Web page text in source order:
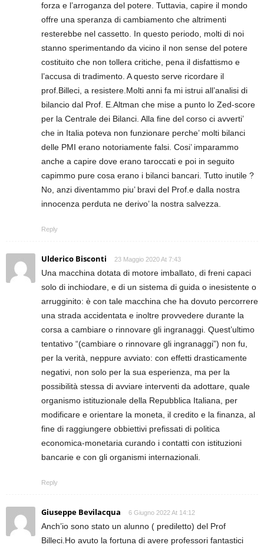
forza e l’arroganza del potere. Tuttavia, capire il mondo
offre una speranza di cambiamento che altrimenti
resterebbe nel cassetto. In questo periodo, molti di noi
stanno sperimentando da vicino il non sense del potere
costituito che non tollera critiche, pena il disfattismo e
l’accusa di tradimento. A questo serve ricordare il
prof.Billeci, a resistere.Molti anni fa mi istrui all’analisi di
bilancio dal Prof. E.Altman che mise a punto lo Zed-score
per la Centrale dei Bilanci. Alla fine del corso ci avverti’
che in Italia poteva non funzionare perche’ molti bilanci
delle PMI erano notoriamente falsi. Cosi’ imparammo
anche a capire dove erano taroccati e poi in seguito
capimmo pure cosa erano i bilanci bancari. Tutto inutile ?
No, anzi diventammo piu’ bravi del Prof.e dalla nostra
innocenza perduta ne derivo’ la nostra salvezza.
Reply
Ulderico Bisconti 23 Maggio 2020 At 7:43
Una macchina dotata di motore imballato, di freni capaci
solo di inchiodare, e di un sistema di guida o inesistente o
arrugginito: è con tale macchina che ha dovuto percorrere
una strada accidentata e inoltre provvedere durante la
corsa a cambiare o rinnovare gli ingranaggi. Quest’ultimo
tentativo “(cambiare o rinnovare gli ingranaggi”) non fu,
per la verità, neppure avviato: con effetti drasticamente
negativi, non solo per la sua esperienza, ma per la
possibilità stessa di avviare interventi da adottare, quale
organismo istituzionale della Repubblica Italiana, per
modificare e orientare la moneta, il credito e la finanza, al
fine di raggiungere obbiettivi prefissati di politica
economica-monetaria curando i contatti con istituzioni
bancarie e con gli organismi internazionali.
Reply
Giuseppe Bevilacqua 6 Giugno 2022 At 14:12
Anch’io sono stato un alunno ( prediletto) del Prof
Billeci.Ho avuto la fortuna di avere professori fantastici